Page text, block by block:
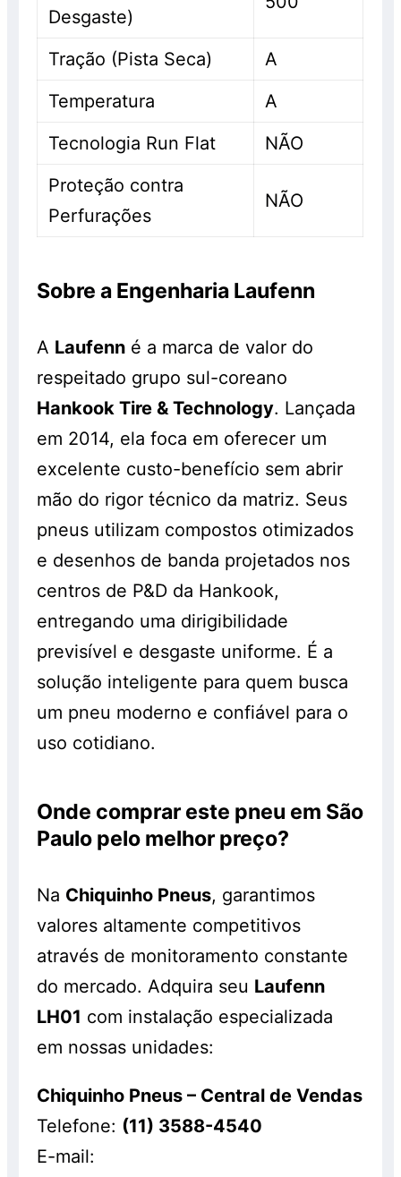
Desgaste)
Tração (Pista Seca)
A
Temperatura
A
Tecnologia Run Flat
NÃO
Proteção contra
Perfurações
NÃO
Sobre a Engenharia Laufenn
A Laufenn é a marca de valor do
respeitado grupo sul-coreano
Hankook Tire & Technology. Lançada
em 2014, ela foca em oferecer um
excelente custo-benefício sem abrir
mão do rigor técnico da matriz. Seus
pneus utilizam compostos otimizados
e desenhos de banda projetados nos
centros de P&D da Hankook,
entregando uma dirigibilidade
previsível e desgaste uniforme. É a
solução inteligente para quem busca
um pneu moderno e confiável para o
uso cotidiano.
Onde comprar este pneu em São
Paulo pelo melhor preço?
Na Chiquinho Pneus, garantimos
valores altamente competitivos
através de monitoramento constante
do mercado. Adquira seu Laufenn
LH01 com instalação especializada
em nossas unidades:
Chiquinho Pneus – Central de Vendas
Telefone: (11) 3588-4540
E-mail: